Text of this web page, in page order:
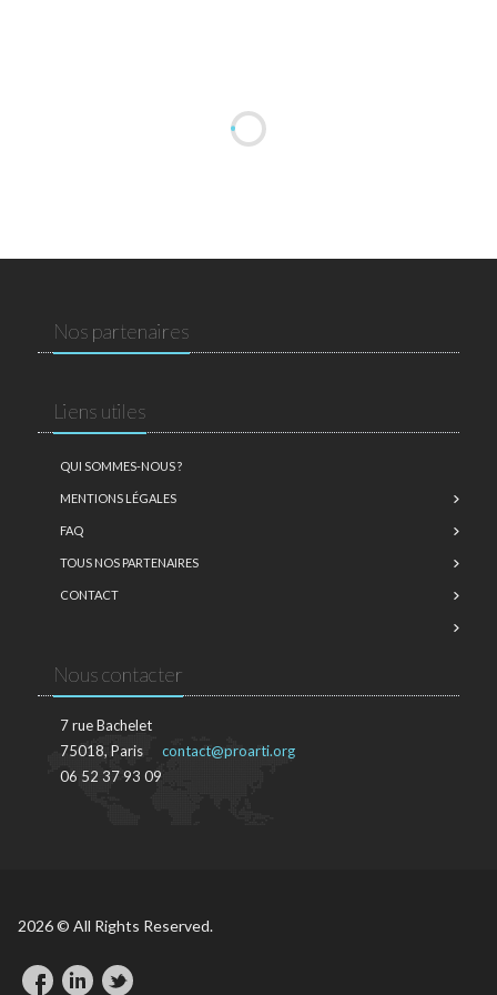
Nos partenaires
Liens utiles
QUI SOMMES-NOUS ?
MENTIONS LÉGALES
FAQ
TOUS NOS PARTENAIRES
CONTACT
Nous contacter
7 rue Bachelet
75018, Paris
06 52 37 93 09
contact@proarti.org
2026 © All Rights Reserved.